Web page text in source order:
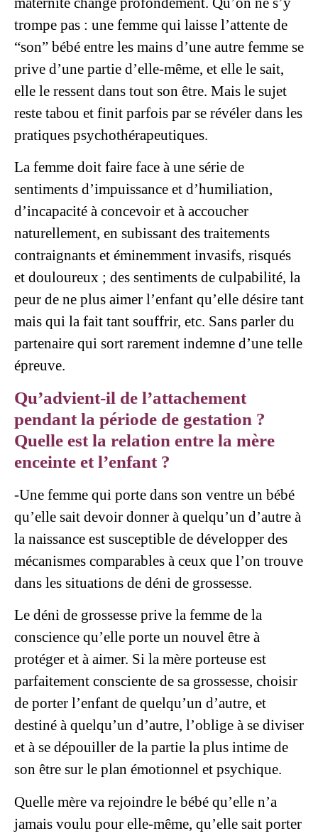
trompe pas : une femme qui laisse l’attente de
“son” bébé entre les mains d’une autre femme se
prive d’une partie d’elle-même, et elle le sait,
elle le ressent dans tout son être. Mais le sujet
reste tabou et finit parfois par se révéler dans les
pratiques psychothérapeutiques.
La femme doit faire face à une série de
sentiments d’impuissance et d’humiliation,
d’incapacité à concevoir et à accoucher
naturellement, en subissant des traitements
contraignants et éminemment invasifs, risqués
et douloureux ; des sentiments de culpabilité, la
peur de ne plus aimer l’enfant qu’elle désire tant
mais qui la fait tant souffrir, etc. Sans parler du
partenaire qui sort rarement indemne d’une telle
épreuve.
Qu’advient-il de l’attachement
pendant la période de gestation ?
Quelle est la relation entre la mère
enceinte et l’enfant ?
-Une femme qui porte dans son ventre un bébé
qu’elle sait devoir donner à quelqu’un d’autre à
la naissance est susceptible de développer des
mécanismes comparables à ceux que l’on trouve
dans les situations de déni de grossesse.
Le déni de grossesse prive la femme de la
conscience qu’elle porte un nouvel être à
protéger et à aimer. Si la mère porteuse est
parfaitement consciente de sa grossesse, choisir
de porter l’enfant de quelqu’un d’autre, et
destiné à quelqu’un d’autre, l’oblige à se diviser
et à se dépouiller de la partie la plus intime de
son être sur le plan émotionnel et psychique.
Quelle mère va rejoindre le bébé qu’elle n’a
jamais voulu pour elle-même, qu’elle sait porter